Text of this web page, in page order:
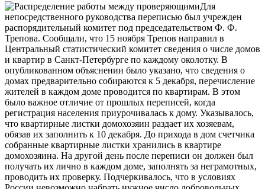
Для
непосредственного руководства переписью был учрежден
распорядительный комитет под председательством Ф. Ф.
Трепова. Сообщали, что 15 ноября Трепов направил в
Центральный статистический комитет сведения о числе домов
и квартир в Санкт-Петербурге по каждому околотку. В
опубликованном объяснении было указано, что сведения о
домах предварительно собираются к 5 декабря, перечисление
жителей в каждом доме проводится по квартирам. В этом
было важное отличие от прошлых переписей, когда
регистрация населения приурочивалась к дому. Указывалось,
что квартирные листки домохозяин раздает их хозяевам,
обязав их заполнить к 10 декабря. До прихода в дом счетчика
собранные квартирные листки хранились в квартире
домохозяина. На другой день после переписи он должен был
получать их лично в каждом доме, заполнять за неграмотных,
проводить их проверку. Подчеркивалось, что в условиях